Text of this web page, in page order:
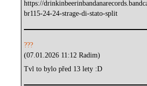
https://
br115-24-24-strage-di-stato-split
???
(07.01.2026 11:12 Radim)
Tvl to bylo před 13 lety :D